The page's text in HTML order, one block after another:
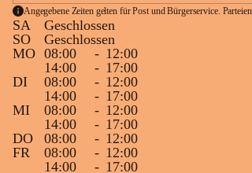
Angegebene Zeiten gelten für Post und Bürgerservice.
SA
Geschlossen
SO
Geschlossen
MO 08:00 - 12:00
14:00
- 17:00
DI
08:00 - 12:00
14:00
- 17:00
MI
08:00 - 12:00
14:00
- 17:00
DO
08:00 - 12:00
FR
08:00 - 12:00
14:00
- 17:00